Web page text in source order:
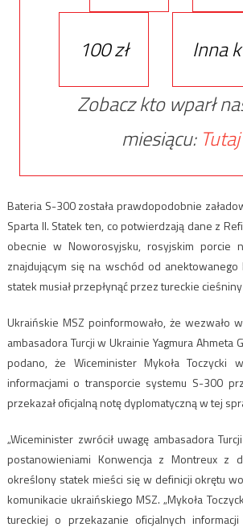
100 zł
Inna
Zobacz kto wparł
miesiącu: Tutaj
Bateria S-300 została prawdopodobnie
Sparta II. Statek ten, co potwierdzają dane z
obecnie w Noworosyjsku, rosyjskim porcie
znajdującym się na wschód od anektowanego
statek musiał przepłynąć przez tureckie
Ukraińskie MSZ poinformowało, że wezwało
ambasadora Turcji w Ukrainie Yagmura Ahmeta
podano, że Wiceminister Mykoła Toczycki
informacjami o transporcie systemu S-300
przekazał oficjalną notę dyplomatyczną w tej
„Wiceminister zwrócił uwagę ambasadora
postanowieniami Konwencja z Montreux z
określony statek mieści się w definicji okrętu
komunikacie ukraińskiego MSZ. „Mykoła
tureckiej o przekazanie oficjalnych informacji